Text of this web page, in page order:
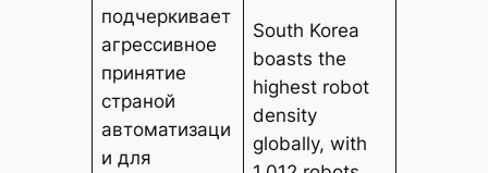
подчеркивает
агрессивное
принятие
страной
автоматизаци
и для
South Korea
boasts the
highest robot
density
globally, with